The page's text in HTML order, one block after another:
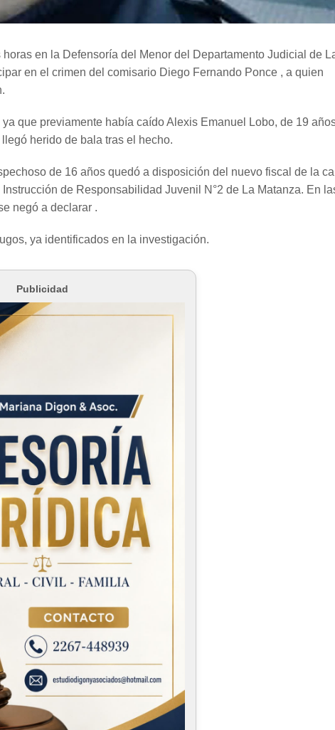
en la Defensoría del Menor del Departamento Judicial de
en el crimen del comisario Diego Fernando Ponce , a quien
que previamente había caído Alexis Emanuel Lobo, de 19
herido de bala tras el hecho.
de 16 años quedó a disposición del nuevo fiscal de la
de Responsabilidad Juvenil N°2 de La Matanza. En
negó a declarar .
ya identificados en la investigación.
Publicidad